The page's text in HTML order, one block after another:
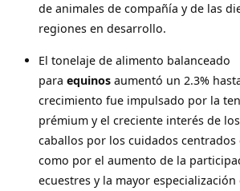
de animales de compañía y de las
regiones en desarrollo.
El tonelaje de alimento balanceado
para equinos aumentó un 2.3%
crecimiento fue impulsado por la
prémium y el creciente interés de
caballos por los cuidados
como por el aumento de la
ecuestres y la mayor especialización